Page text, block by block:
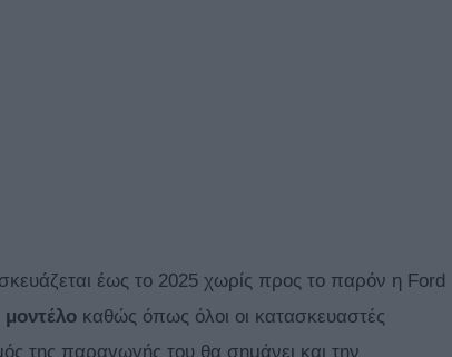
έως το 2025 χωρίς προς το παρόν η Ford
μοντέλο καθώς όπως όλοι οι κατασκευαστές
της παραγωγής του θα σημάνει και την